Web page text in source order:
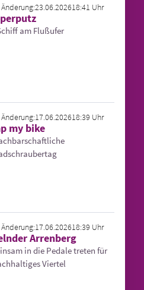
23.06.202618:41 Uhr
am Flußufer
17.06.202618:39 Uhr
my bike
17.06.202618:39 Uhr
Arrenberg
in die Pedale treten für
Viertel